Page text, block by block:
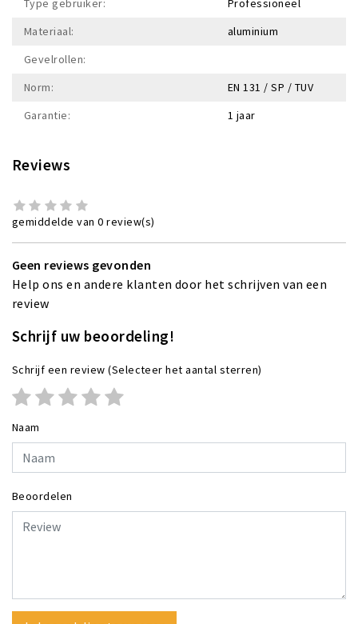
Type gebruiker:
Professioneel
Materiaal:
aluminium
Gevelrollen:
Norm:
EN 131 / SP / TUV
Garantie:
1 jaar
Reviews
gemiddelde van 0 review(s)
Geen reviews gevonden
Help ons en andere klanten door het schrijven van een
review
Schrijf uw beoordeling!
Schrijf een review (Selecteer het aantal sterren)
Naam
Beoordelen